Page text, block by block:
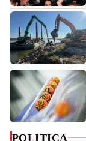
POLITICA